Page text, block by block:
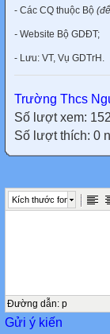
- Các CQ thuộc Bộ
- Website Bộ GDĐT;
- Lưu: VT, Vụ GDTrH.
Trường Thcs
Số lượt xem:
Số lượt thích: 0
Kích thước font
Đường dẫn: p
Gửi ý kiến